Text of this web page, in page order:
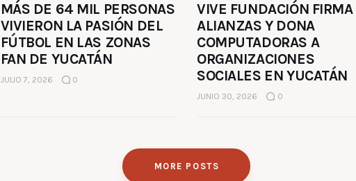
MÁS DE 64 MIL PERSONAS
VIVIERON LA PASIÓN DEL
FÚTBOL EN LAS ZONAS
FAN DE YUCATÁN
JULIO 7, 2026 0
VIVE FUNDACIÓN FIRMA
ALIANZAS Y DONA
COMPUTADORAS A
ORGANIZACIONES
SOCIALES EN YUCATÁN
JUNIO 30, 2026 0
MORE POSTS